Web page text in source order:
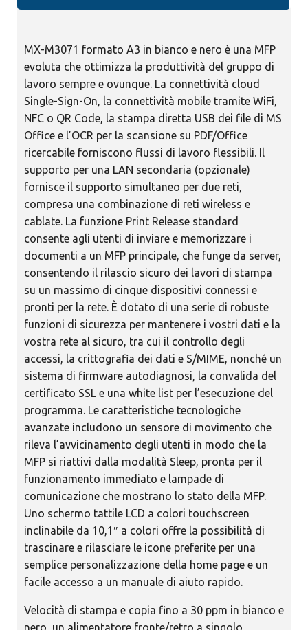
MX-M3071 formato A3 in bianco e nero è una MFP
evoluta che ottimizza la produttività del gruppo di
lavoro sempre e ovunque. La connettività cloud
Single-Sign-On, la connettività mobile tramite WiFi,
NFC o QR Code, la stampa diretta USB dei file di MS
Office e l’OCR per la scansione su PDF/Office
ricercabile forniscono flussi di lavoro flessibili. Il
supporto per una LAN secondaria (opzionale)
fornisce il supporto simultaneo per due reti,
compresa una combinazione di reti wireless e
cablate. La funzione Print Release standard
consente agli utenti di inviare e memorizzare i
documenti a un MFP principale, che funge da server,
consentendo il rilascio sicuro dei lavori di stampa
su un massimo di cinque dispositivi connessi e
pronti per la rete. È dotato di una serie di robuste
funzioni di sicurezza per mantenere i vostri dati e la
vostra rete al sicuro, tra cui il controllo degli
accessi, la crittografia dei dati e S/MIME, nonché un
sistema di firmware autodiagnosi, la convalida del
certificato SSL e una white list per l’esecuzione del
programma. Le caratteristiche tecnologiche
avanzate includono un sensore di movimento che
rileva l’avvicinamento degli utenti in modo che la
MFP si riattivi dalla modalità Sleep, pronta per il
funzionamento immediato e lampade di
comunicazione che mostrano lo stato della MFP.
Uno schermo tattile LCD a colori touchscreen
inclinabile da 10,1″ a colori offre la possibilità di
trascinare e rilasciare le icone preferite per una
semplice personalizzazione della home page e un
facile accesso a un manuale di aiuto rapido.
Velocità di stampa e copia fino a 30 ppm in bianco e
nero, un alimentatore fronte/retro a singolo